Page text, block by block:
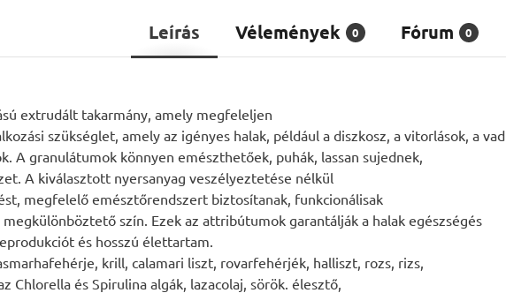
Leírás Vélemények 0 Fórum 0
extrudált takarmány, amely megfeleljen
szükséglet, amely az igényes halak, például a diszkosz, a vitorlások, a vad
A granulátumok könnyen emészthetőek, puhák, lassan sujednek,
A kiválasztott nyersanyag veszélyeztetése nélkül
megfelelő emésztőrendszert biztosítanak, funkcionálisak
szín. Ezek az attribútumok garantálják a halak egészségés
és hosszú élettartam.
krill, calamari liszt, rovarfehérjék, halliszt, rozs, rizs,
Chlorella és Spirulina algák, lazacolaj, sörök. élesztő,